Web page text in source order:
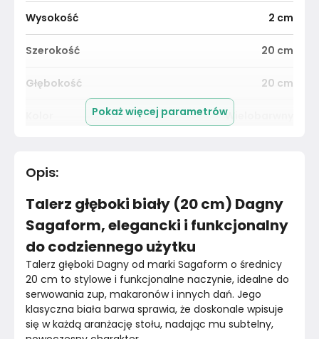
Wysokość 2 cm
Szerokość 20 cm
Głębokość 20 cm
Wielobarwny
Średnica
Wielobarwne
Marka
Montaż Nieznany
Pokaż więcej parametrów
Opis:
Talerz głęboki biały (20 cm) Dagny
Sagaform, elegancki i funkcjonalny
do codziennego użytku
Talerz głęboki Dagny od marki Sagaform o średnicy
20 cm to stylowe i funkcjonalne naczynie, idealne do
serwowania zup, makaronów i innych dań. Jego
klasyczna biała barwa sprawia, że doskonale wpisuje
się w każdą aranżację stołu, nadając mu subtelny,